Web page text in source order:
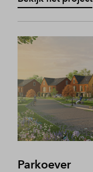
Parkoever